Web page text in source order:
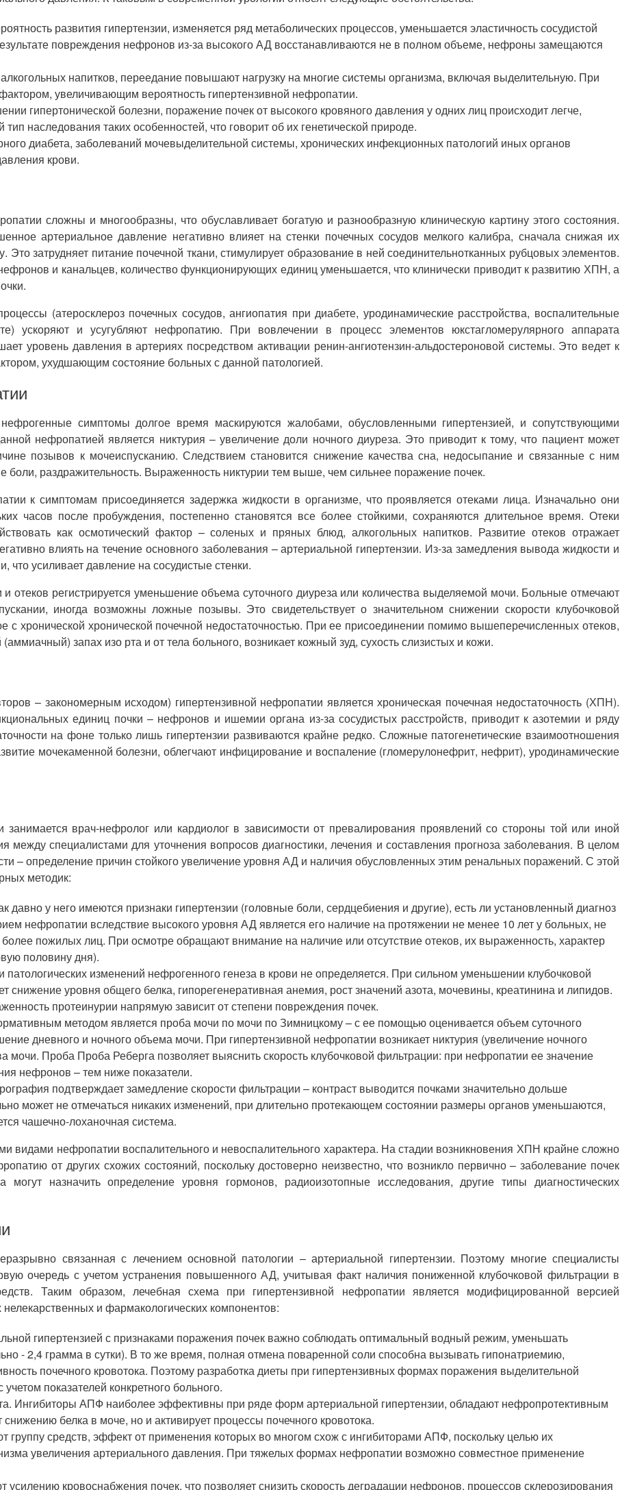
развития гипертензии, изменяется ряд метаболических процессов, уменьшается эластичность сосудистой
повреждения нефронов из-за высокого АД восстанавливаются не в полном объеме, нефроны замещаются
напитков, переедание повышают нагрузку на многие системы организма, включая выделительную. При
увеличивающим вероятность гипертензивной нефропатии.
гипертонической болезни, поражение почек от высокого кровяного давления у одних лиц происходит легче,
наследования таких особенностей, что говорит об их генетической природе.
диабета, заболеваний мочевыделительной системы, хронических инфекционных патологий иных органов
крови.
сложны и многообразны, что обуславливает богатую и разнообразную клиническую картину этого состояния.
артериальное давление негативно влияет на стенки почечных сосудов мелкого калибра, сначала снижая их
Это затрудняет питание почечной ткани, стимулирует образование в ней соединительнотканных рубцовых элементов.
и канальцев, количество функционирующих единиц уменьшается, что клинически приводит к развитию ХПН, а
(атеросклероз почечных сосудов, ангиопатия при диабете, уродинамические расстройства, воспалительные
ускоряют и усугубляют нефропатию. При вовлечении в процесс элементов юкстагломерулярного аппарата
уровень давления в артериях посредством активации ренин-ангиотензин-альдостероновой системы. Это ведет к
ухудшающим состояние больных с данной патологией.
симптомы долгое время маскируются жалобами, обусловленными гипертензией, и сопутствующими
нефропатией является никтурия – увеличение доли ночного диуреза. Это приводит к тому, что пациент может
позывов к мочеиспусканию. Следствием становится снижение качества сна, недосыпание и связанные с ним
боли, раздражительность. Выраженность никтурии тем выше, чем сильнее поражение почек.
к симптомам присоединяется задержка жидкости в организме, что проявляется отеками лица. Изначально они
часов после пробуждения, постепенно становятся все более стойкими, сохраняются длительное время. Отеки
как осмотический фактор – соленых и пряных блюд, алкогольных напитков. Развитие отеков отражает
влиять на течение основного заболевания – артериальной гипертензии. Из-за замедления вывода жидкости и
что усиливает давление на сосудистые стенки.
отеков регистрируется уменьшение объема суточного диуреза или количества выделяемой мочи. Больные отмечают
иногда возможны ложные позывы. Это свидетельствует о значительном снижении скорости клубочковой
с хронической хронической почечной недостаточностью. При ее присоединении помимо вышеперечисленных отеков,
запах изо рта и от тела больного, возникает кожный зуд, сухость слизистых и кожи.
– закономерным исходом) гипертензивной нефропатии является хроническая почечная недостаточность (ХПН).
единиц почки – нефронов и ишемии органа из-за сосудистых расстройств, приводит к азотемии и ряду
на фоне только лишь гипертензии развиваются крайне редко. Сложные патогенетические взаимоотношения
мочекаменной болезни, облегчают инфицирование и воспаление (гломерулонефрит, нефрит), уродинамические
врач-нефролог или кардиолог в зависимости от превалирования проявлений со стороны той или иной
специалистами для уточнения вопросов диагностики, лечения и составления прогноза заболевания. В целом
– определение причин стойкого увеличение уровня АД и наличия обусловленных этим ренальных поражений. С этой
методик:
давно у него имеются признаки гипертензии (головные боли, сердцебиения и другие), есть ли установленный диагноз
нефропатии вследствие высокого уровня АД является его наличие на протяжении не менее 10 лет у больных, не
более пожилых лиц. При осмотре обращают внимание на наличие или отсутствие отеков, их выраженность, характер
половину дня).
изменений нефрогенного генеза в крови не определяется. При сильном уменьшении клубочковой
снижение уровня общего белка, гипорегенеративная анемия, рост значений азота, мочевины, креатинина и липидов.
протеинурии напрямую зависит от степени повреждения почек.
методом является проба мочи по мочи по Зимницкому – с ее помощью оценивается объем суточного
дневного и ночного объема мочи. При гипертензивной нефропатии возникает никтурия (увеличение ночного
мочи. Проба Проба Реберга позволяет выяснить скорость клубочковой фильтрации: при нефропатии ее значение
нефронов – тем ниже показатели.
подтверждает замедление скорости фильтрации – контраст выводится почками значительно дольше
может не отмечаться никаких изменений, при длительно протекающем состоянии размеры органов уменьшаются,
чашечно-лоханочная система.
видами нефропатии воспалительного и невоспалительного характера. На стадии возникновения ХПН крайне сложно
от других схожих состояний, поскольку достоверно неизвестно, что возникло первично – заболевание почек
назначить определение уровня гормонов, радиоизотопные исследования, другие типы диагностических
связанная с лечением основной патологии – артериальной гипертензии. Поэтому многие специалисты
очередь с учетом устранения повышенного АД, учитывая факт наличия пониженной клубочковой фильтрации в
Таким образом, лечебная схема при гипертензивной нефропатии является модифицированной версией
и фармакологических компонентов:
гипертензией с признаками поражения почек важно соблюдать оптимальный водный режим, уменьшать
- 2,4 грамма в сутки). В то же время, полная отмена поваренной соли способна вызывать гипонатриемию,
почечного кровотока. Поэтому разработка диеты при гипертензивных формах поражения выделительной
показателей конкретного больного.
Ингибиторы АПФ наиболее эффективны при ряде форм артериальной гипертензии, обладают нефропротективным
белка в моче, но и активирует процессы почечного кровотока.
группу средств, эффект от применения которых во многом схож с ингибиторами АПФ, поскольку целью их
увеличения артериального давления. При тяжелых формах нефропатии возможно совместное применение
кровоснабжения почек, что позволяет снизить скорость деградации нефронов, процессов склерозирования